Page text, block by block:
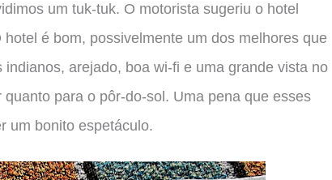
um tuk-tuk. O motorista sugeriu o hotel
é bom, possivelmente um dos melhores que
arejado, boa wi-fi e uma grande vista no
para o pôr-do-sol. Uma pena que esses
um bonito espetáculo.